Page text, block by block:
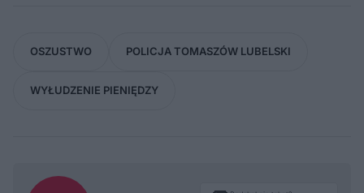
OSZUSTWO POLICJA TOMASZÓW LUBELSKI
WYŁUDZENIE PIENIĘDZY